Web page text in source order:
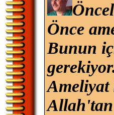
Önce
Bunun
Ameliyat
Allah'tan